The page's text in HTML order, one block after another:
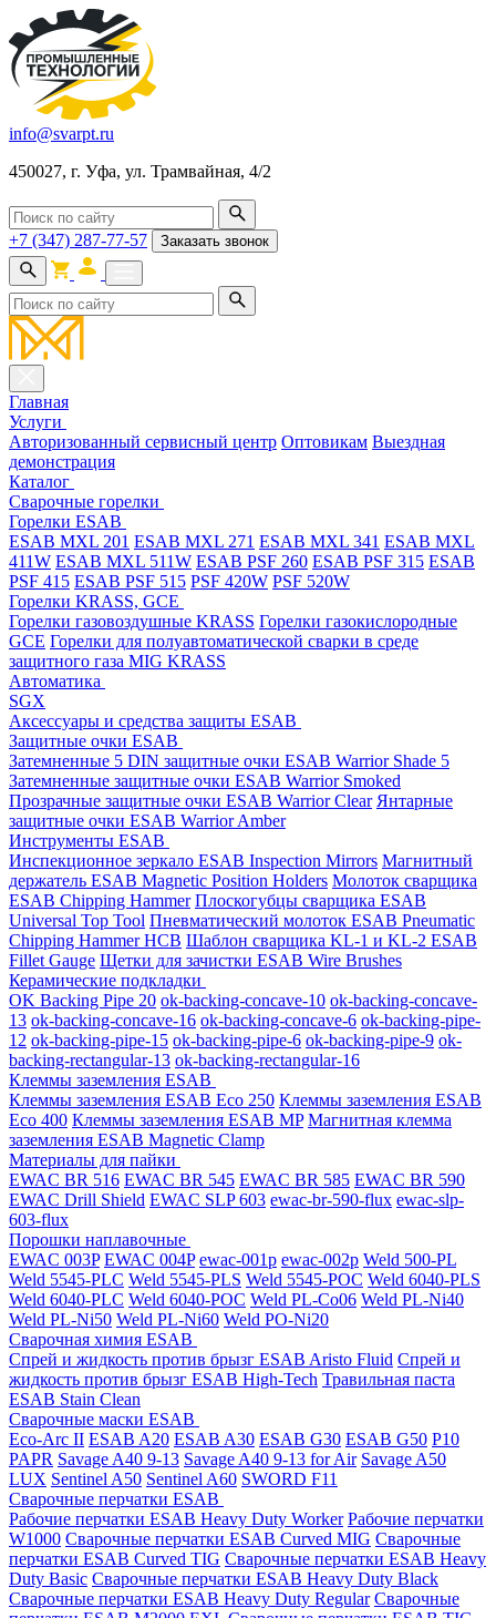
info@svarpt.ru
450027, г. Уфа, ул. Трамвайная, 4/2
+7 (347) 287-77-57 Заказать звонок
Главная
Услуги
Авторизованный сервисный центр Оптовикам Выездная
демонстрация
Каталог
Cварочные горелки
Горелки ESAB
ESAB MXL 201 ESAB MXL 271 ESAB MXL 341 ESAB MXL
411W ESAB MXL 511W ESAB PSF 260 ESAB PSF 315 ESAB
PSF 415 ESAB PSF 515 PSF 420W PSF 520W
Горелки KRASS, GCE
Горелки газовоздушные KRASS Горелки газокислородные
GCE Горелки для полуавтоматической сварки в среде
защитного газа MIG KRASS
Автоматика
SGX
Аксессуары и средства защиты ESAB
Защитные очки ESAB
Затемненные 5 DIN защитные очки ESAB Warrior Shade 5
Затемненные защитные очки ESAB Warrior Smoked
Прозрачные защитные очки ESAB Warrior Clear Янтарные
защитные очки ESAB Warrior Amber
Инструменты ESAB
Инспекционное зеркало ESAB Inspection Mirrors Магнитный
держатель ESAB Magnetic Position Holders Молоток сварщика
ESAB Chipping Hammer Плоскогубцы сварщика ESAB
Universal Top Tool Пневматический молоток ESAB Pneumatic
Chipping Hammer HCB Шаблон сварщика KL-1 и KL-2 ESAB
Fillet Gauge Щетки для зачистки ESAB Wire Brushes
Керамические подкладки
OK Backing Pipe 20 ok-backing-concave-10 ok-backing-concave-
13 ok-backing-concave-16 ok-backing-concave-6 ok-backing-pipe-
12 ok-backing-pipe-15 ok-backing-pipe-6 ok-backing-pipe-9 ok-
backing-rectangular-13 ok-backing-rectangular-16
Клеммы заземления ESAB
Клеммы заземления ESAB Eco 250 Клеммы заземления ESAB
Eco 400 Клеммы заземления ESAB MP Магнитная клемма
заземления ESAB Magnetic Clamp
Материалы для пайки
EWAC BR 516 EWAC BR 545 EWAC BR 585 EWAC BR 590
EWAC Drill Shield EWAC SLP 603 ewac-br-590-flux ewac-slp-
603-flux
Порошки наплавочные
EWAC 003P EWAC 004P ewac-001p ewac-002p Weld 500-PL
Weld 5545-PLC Weld 5545-PLS Weld 5545-POC Weld 6040-PLS
Weld 6040-PLС Weld 6040-POC Weld PL-Co06 Weld PL-Ni40
Weld PL-Ni50 Weld PL-Ni60 Weld PO-Ni20
Сварочная химия ESAB
Спрей и жидкость против брызг ESAB Aristo Fluid Спрей и
жидкость против брызг ESAB High-Tech Травильная паста
ESAB Stain Clean
Сварочные маски ESAB
Eco-Arc II ESAB A20 ESAB A30 ESAB G30 ESAB G50 P10
PAPR Savage A40 9-13 Savage A40 9-13 for Air Savage A50
LUX Sentinel A50 Sentinel A60 SWORD F11
Сварочные перчатки ESAB
Рабочие перчатки ESAB Heavy Duty Worker Рабочие перчатки
W1000 Сварочные перчатки ESAB Curved MIG Сварочные
перчатки ESAB Curved TIG Сварочные перчатки ESAB Heavy
Duty Basic Сварочные перчатки ESAB Heavy Duty Black
Сварочные перчатки ESAB Heavy Duty Regular Сварочные